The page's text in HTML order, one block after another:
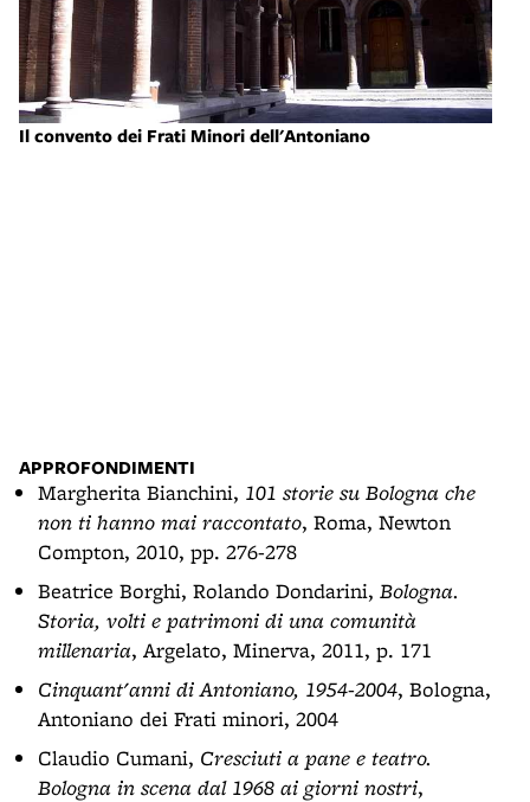
Il convento dei Frati Minori dell'Antoniano
APPROFONDIMENTI
Margherita Bianchini, 101 storie su Bologna che
non ti hanno mai raccontato, Roma, Newton
Compton, 2010, pp. 276-278
Beatrice Borghi, Rolando Dondarini, Bologna.
Storia, volti e patrimoni di una comunità
millenaria, Argelato, Minerva, 2011, p. 171
Cinquant'anni di Antoniano, 1954-2004, Bologna,
Antoniano dei Frati minori, 2004
Claudio Cumani, Cresciuti a pane e teatro.
Bologna in scena dal 1968 ai giorni nostri,